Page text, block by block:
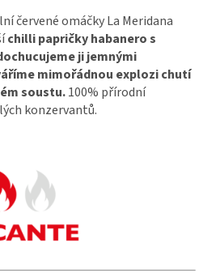
červené omáčky La Meridana
chilli papričky habanero s
ji jemnými
mimořádnou explozi chutí
soustu.100% přírodní
konzervantů.